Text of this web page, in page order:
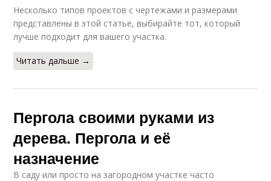
Несколько типов проектов с чертежами и размерами
представлены в этой статье, выбирайте тот, который
лучше подходит для вашего участка.
Читать дальше →
Пергола своими руками из
дерева. Пергола и её
назначение
В саду или просто на загородном участке часто